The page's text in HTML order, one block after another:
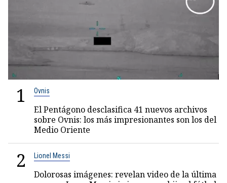
1 Ovnis
El Pentágono desclasifica 41 nuevos archivos
sobre Ovnis: los más impresionantes son los del
Medio Oriente
2 Lionel Messi
Dolorosas imágenes: revelan video de la última